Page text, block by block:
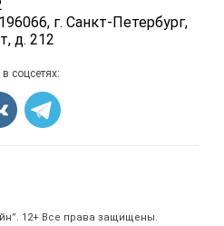
г. Санкт-Петербург,
д. 212
Грибы
объявлений
соцсетях:
12+ Все права защищены.